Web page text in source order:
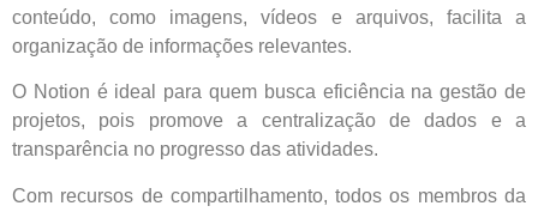
conteúdo, como imagens, vídeos e arquivos, facilita a
organização de informações relevantes.
O Notion é ideal para quem busca eficiência na gestão de
projetos, pois promove a centralização de dados e a
transparência no progresso das atividades.
Com recursos de compartilhamento, todos os membros da